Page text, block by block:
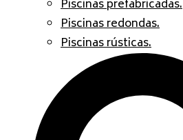
Piscinas prefabricadas.
Piscinas redondas.
Piscinas rústicas.